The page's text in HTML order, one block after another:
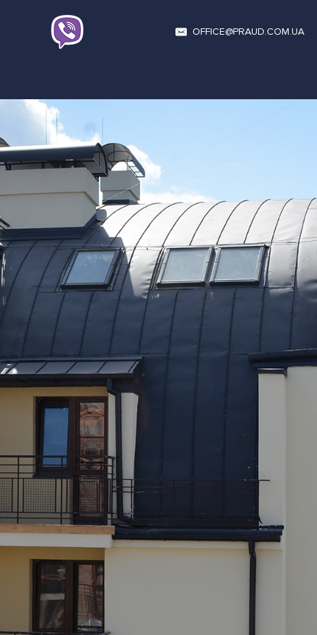
OFFICE@PRAUD.COM.UA